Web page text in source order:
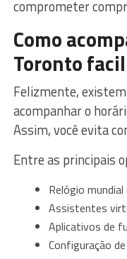
comprometer
Como
Toronto
Felizmente,
acompanhar o
Assim, você evita
Entre as principais
Relógio mundial
Assistentes
Aplicativos de
Configuração